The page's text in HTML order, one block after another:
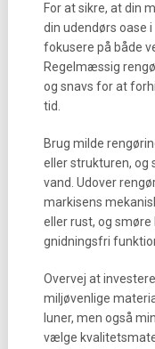
For at sikre, at din
din udendørs oase
fokusere på både
Regelmæssig
og snavs for at
tid.
Brug milde
eller strukturen, og
vand. Udover
markisens
eller rust, og
gnidningsfri
Overvej at
miljøvenlige
luner, men også
vælge